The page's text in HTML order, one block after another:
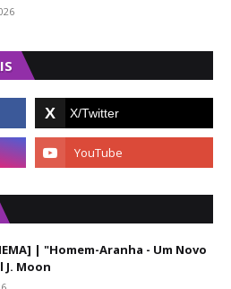
| "Homem-Aranha - Um Novo
J. Moon